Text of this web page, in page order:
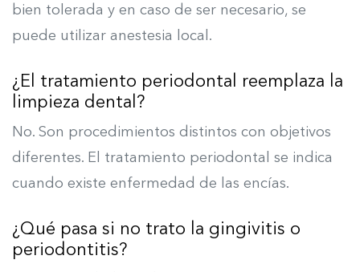
bien tolerada y en caso de ser necesario, se
puede utilizar anestesia local.
¿El tratamiento periodontal reemplaza la
limpieza dental?
No. Son procedimientos distintos con objetivos
diferentes. El tratamiento periodontal se indica
cuando existe enfermedad de las encías.
¿Qué pasa si no trato la gingivitis o
periodontitis?